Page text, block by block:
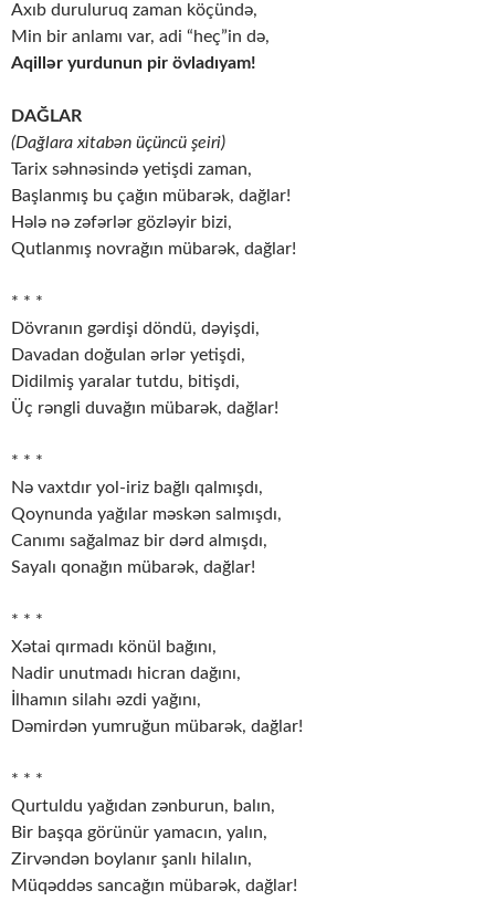
Axıb duruluruq zaman köçündə,
Min bir anlamı var, adi “heç”in də,
Aqillər yurdunun pir övladıyam!
DAĞLAR
(Dağlara xitabən üçüncü şeiri)
Tarix səhnəsində yetişdi zaman,
Başlanmış bu çağın mübarək, dağlar!
Hələ nə zəfərlər gözləyir bizi,
Qutlanmış novrağın mübarək, dağlar!
* * *
Dövranın gərdişi döndü, dəyişdi,
Davadan doğulan ərlər yetişdi,
Didilmiş yaralar tutdu, bitişdi,
Üç rəngli duvağın mübarək, dağlar!
* * *
Nə vaxtdır yol-iriz bağlı qalmışdı,
Qoynunda yağılar məskən salmışdı,
Canımı sağalmaz bir dərd almışdı,
Sayalı qonağın mübarək, dağlar!
* * *
Xətai qırmadı könül bağını,
Nadir unutmadı hicran dağını,
İlhamın silahı əzdi yağını,
Dəmirdən yumruğun mübarək, dağlar!
* * *
Qurtuldu yağıdan zənburun, balın,
Bir başqa görünür yamacın, yalın,
Zirvəndən boylanır şanlı hilalın,
Müqəddəs sancağın mübarək, dağlar!